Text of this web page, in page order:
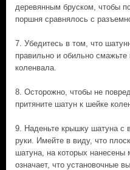
деревянным бруском, чтобы
поршня сравнялось с
7. Убедитесь в том, что
правильно и обильно
коленвала.
8. Осторожно, чтобы не
притяните шатун к шейке
9. Наденьте крышку шатуна с
руки. Имейте в виду, что
шатуна, на которых нанесены
означает, что установочные